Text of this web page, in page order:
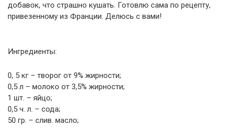
добавок, что страшно кушать. Готовлю сама по рецепту,
привезенному из Франции. Делюсь с вами!
Ингредиенты:
0, 5 кг – творог от 9% жирности;
0,5 л – молоко от 3,5% жирности;
1 шт. – яйцо;
0,5 ч. л. – сода;
50 гр. – слив. масло;